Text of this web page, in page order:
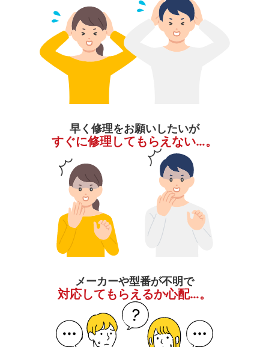
早く修理をお願いしたいが
すぐに修理してもらえない…。
メーカーや型番が不明で
対応してもらえるか心配…。